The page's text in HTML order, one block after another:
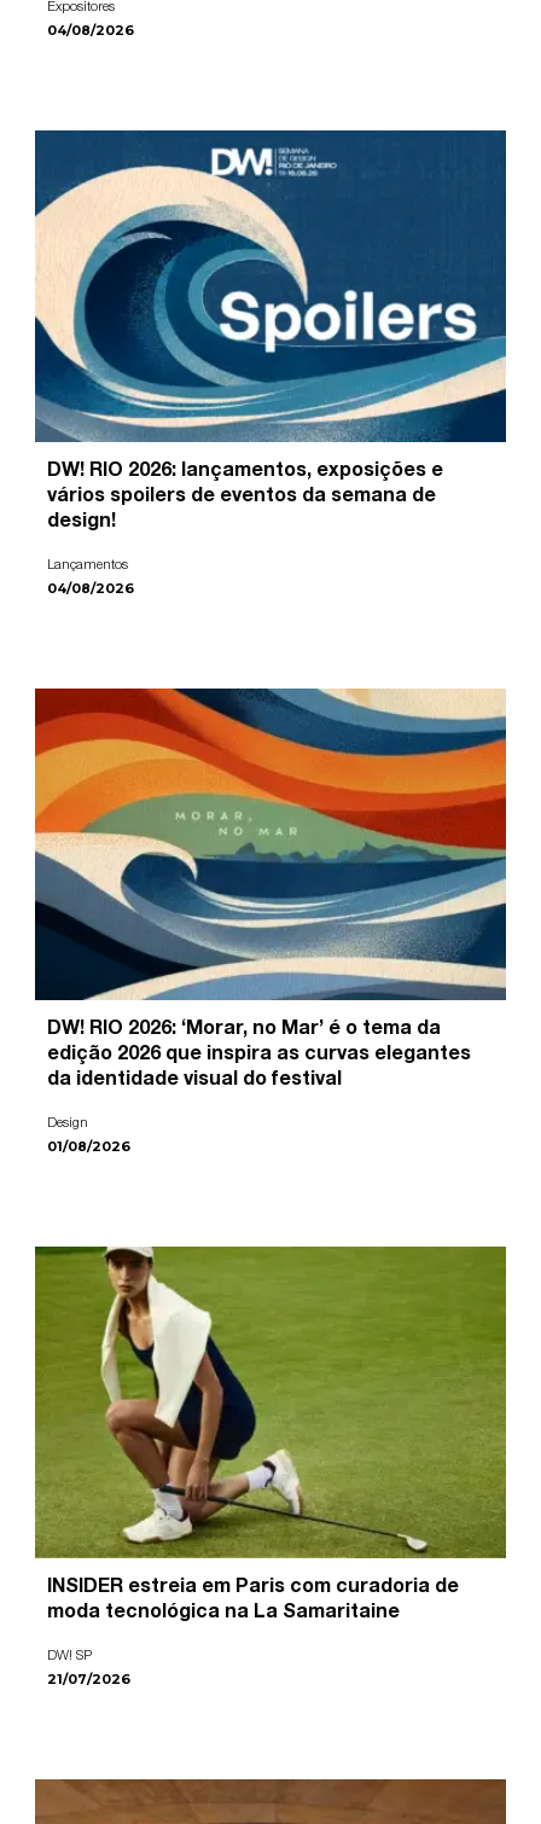
Expositores
04/08/2026
DW! RIO 2026: lançamentos, exposições e
vários spoilers de eventos da semana de
design!
Lançamentos
04/08/2026
DW! RIO 2026: ‘Morar, no Mar’ é o tema da
edição 2026 que inspira as curvas elegantes
da identidade visual do festival
Design
01/08/2026
INSIDER estreia em Paris com curadoria de
moda tecnológica na La Samaritaine
DW! SP
21/07/2026